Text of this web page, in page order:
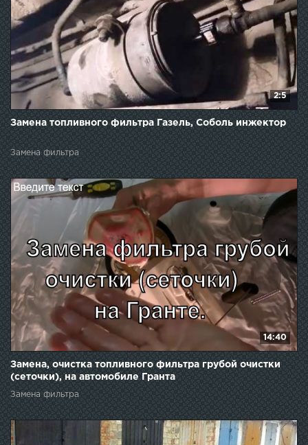
2:5
Замена топливного фильтра Газель, Соболь инжектор
Замена фильтра
14:40
Замена, очистка топливного фильтра грубой очистки
(сеточки), на автомобиле Гранта
Замена фильтра